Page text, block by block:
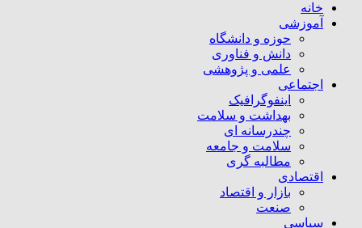
خانه
آموزشی
حوزه و دانشگاه
دانش و فناوری
علمی و پژوهشی
اجتماعی
اینفوگرافیک
بهداشت و سلامت
چندرسانه ای
سلامت و جامعه
مطالبه گری
اقتصادی
بازار و اقتصاد
صنعت
سیاسی